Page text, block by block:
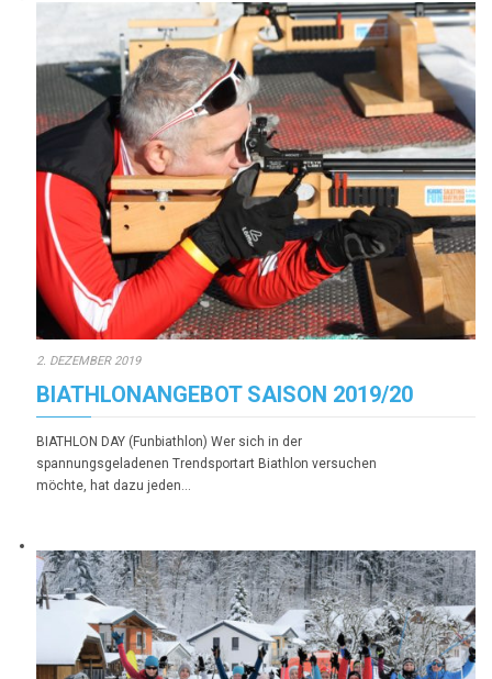
2. DEZEMBER 2019
BIATHLONANGEBOT SAISON 2019/20
BIATHLON DAY (Funbiathlon) Wer sich in der
spannungsgeladenen Trendsportart Biathlon versuchen
möchte, hat dazu jeden…